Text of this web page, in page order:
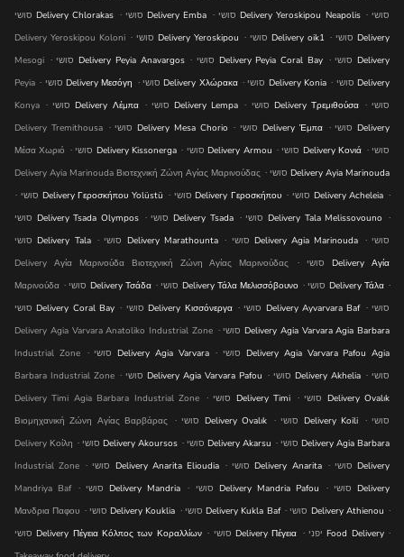
סושי Delivery Chlorakas . סושי Delivery Emba . סושי Delivery Yeroskipou Neapolis . סושי
Delivery Yeroskipou Koloni . סושי Delivery Yeroskipou . סושי Delivery oik1 . סושי Delivery
Mesogi . סושי Delivery Peyia Anavargos . סושי Delivery Peyia Coral Bay . סושי Delivery
Peyia . סושי Delivery Μεσόγη . סושי Delivery Χλώρακα . סושי Delivery Konia . סושי Delivery
Konya . סושי Delivery Λέμπα . סושי Delivery Lempa . סושי Delivery Τρεμιθούσα . סושי
Delivery Tremithousa . סושי Delivery Mesa Chorio . סושי Delivery Έμπα . סושי Delivery
Μέσα Χωριό . סושי Delivery Kissonerga . סושי Delivery Armou . סושי Delivery Κονιά . סושי
Delivery Ayia Marinouda Βιοτεχνική Ζώνη Αγίας Μαρινούδας .
סושי Delivery Ayia Marinouda
.
סושי Delivery Γεροσκήπου Yolüstü . סושי Delivery Γεροσκήπου . סושי Delivery Acheleia .
סושי Delivery Tsada Olympos . סושי Delivery Tsada . סושי Delivery Tala Melissovouno .
סושי Delivery Tala . סושי Delivery Marathounta . סושי Delivery Agia Marinouda . סושי
Delivery Αγία Μαρινούδα Βιοτεχνική Ζώνη Αγίας Μαρινούδας
.
סושי Delivery Αγία
Μαρινούδα . סושי Delivery Τσάδα . סושי Delivery Τάλα Μελισσόβουνο . סושי Delivery Τάλα .
סושי Delivery Coral Bay . סושי Delivery Κισσόνεργα . סושי Delivery Ayvarvara Baf . סושי
Delivery Agia Varvara Anatoliko Industrial Zone . סושי Delivery Agia Varvara Agia Barbara
Industrial Zone . סושי Delivery Agia Varvara . סושי Delivery Agia Varvara Pafou Agia
Barbara Industrial Zone . סושי Delivery Agia Varvara Pafou . סושי Delivery Akhelia . סושי
Delivery Timi Agia Barbara Industrial Zone . סושי Delivery Timi . סושי Delivery Ovalık
Βιομηχανική Ζώνη Αγίας Βαρβάρας . סושי Delivery Ovalık . סושי Delivery Koili . סושי
Delivery Κοίλη . סושי Delivery Akoursos . סושי Delivery Akarsu . סושי Delivery Agia Barbara
Industrial Zone . סושי Delivery Anarita Elioudia . סושי Delivery Anarita . סושי Delivery
Mandri̇ya Baf . סושי Delivery Mandria . סושי Delivery Mandria Pafou . סושי Delivery
Μανδρια Παφου . סושי Delivery Kouklia . סושי Delivery Kukla Baf . סושי Delivery Athienou .
סושי Delivery Πέγεια Κόλπος των Κοραλλίων . סושי Delivery Πέγεια . יפני Food Delivery .